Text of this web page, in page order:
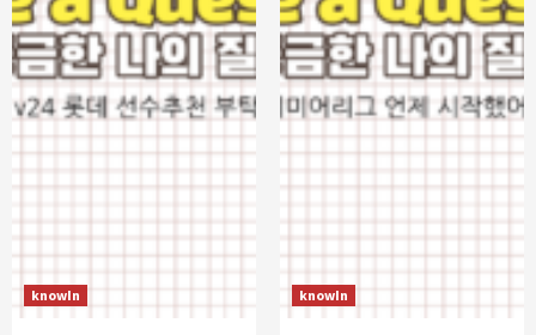
knowIn knowIn